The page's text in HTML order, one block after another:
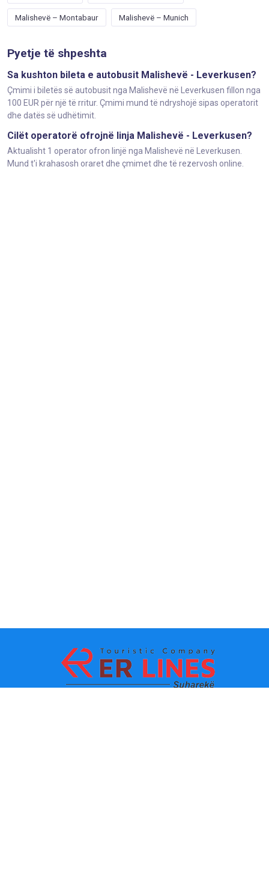
Malishevë – Montabaur Malishevë – Munich
Pyetje të shpeshta
Sa kushton bileta e autobusit Malishevë - Leverkusen?
Çmimi i biletës së autobusit nga Malishevë në Leverkusen fillon nga
100 EUR për një të rritur. Çmimi mund të ndryshojë sipas operatorit
dhe datës së udhëtimit.
Cilët operatorë ofrojnë linja Malishevë - Leverkusen?
Aktualisht 1 operator ofron linjë nga Malishevë në Leverkusen.
Mund t'i krahasosh oraret dhe çmimet dhe të rezervosh online.